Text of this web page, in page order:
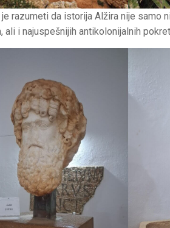
razumeti da istorija Alžira nije samo
i najuspešnijih antikolonijalnih